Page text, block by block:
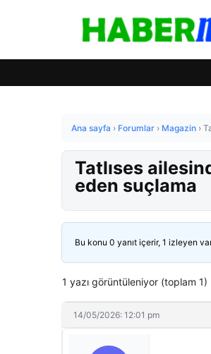
Ana sayfa › Forumlar › Magazin ›
Tatlıses
eden suçlama
Bu konu 0 yanıt içerir, 1 izleyen
1 yazı görüntüleniyor (toplam 1)
14/05/2026: 12:01 pm